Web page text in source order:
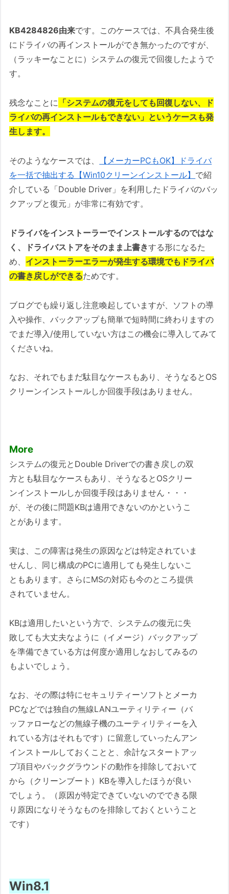
KB4284826由来です。このケースでは、不具合発生後
にドライバの再インストールができ無かったのですが、
（ラッキーなことに）システムの復元で回復したようで
す。
残念なことに 「システムの復元をしても回復しない、ド
ライバの再インストールもできない」というケースも発
生します。
そのようなケースでは、
【メーカーPCもOK】ドライバ
を一括で抽出する【Win10クリーンインストール】 で紹
介している「Double Driver」を利用したドライバのバッ
クアップと復元」が非常に有効です。
ドライバをインストーラーでインストールするのではな
く、ドライバストアをそのまま上書きする形になるた
め、 インストーラーエラーが発生する環境でもドライバ
の書き戻しができるためです。
ブログでも繰り返し注意喚起していますが、ソフトの導
入や操作、バックアップも簡単で短時間に終わりますの
でまだ導入/使用していない方はこの機会に導入してみて
くださいね。
なお、それでもまだ駄目なケースもあり、そうなるとOS
クリーンインストールしか回復手段はありません。
More
システムの復元とDouble Driverでの書き戻しの双
方とも駄目なケースもあり、そうなるとOSクリー
ンインストールしか回復手段はありません・・・
が、その後に問題KBは適用できないのかというこ
とがあります。
実は、この障害は発生の原因などは特定されていま
せんし、同じ構成のPCに適用しても発生しないこ
ともあります。さらにMSの対応も今のところ提供
されていません。
KBは適用したいという方で、システムの復元に失
敗しても大丈夫なように（イメージ）バックアップ
を準備できている方は何度か適用しなおしてみるの
もよいでしょう。
なお、その際は特にセキュリティーソフトとメーカ
PCなどでは独自の無線LANユーティリティー（バ
ッファローなどの無線子機のユーティリティーを入
れている方はそれもです）に留意していったんアン
インストールしておくことと、余計なスタートアッ
プ項目やバックグラウンドの動作を排除しておいて
から（クリーンブート）KBを導入したほうが良い
でしょう。（原因が特定できていないのでできる限
り原因になりそうなものを排除しておくということ
です）
Win8.1